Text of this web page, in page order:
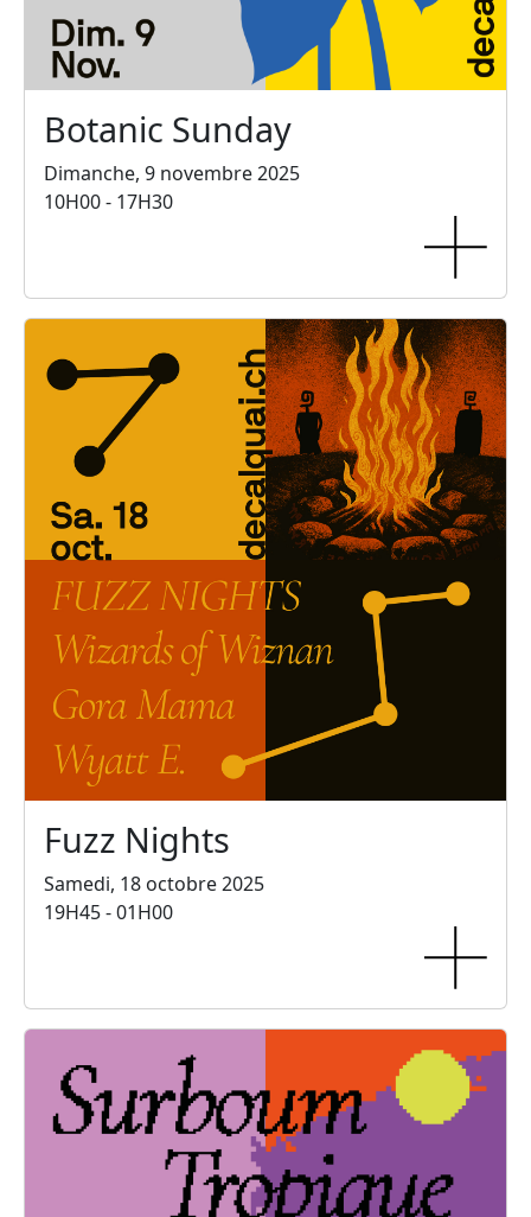
Botanic Sunday
Dimanche, 9 novembre 2025
10H00 - 17H30
Fuzz Nights
Samedi, 18 octobre 2025
19H45 - 01H00